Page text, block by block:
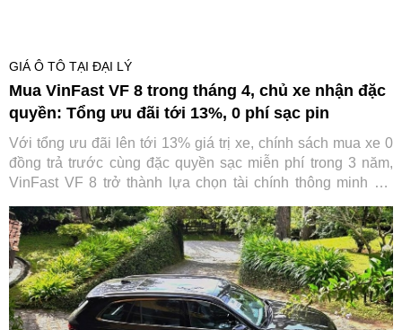
GIÁ Ô TÔ TẠI ĐẠI LÝ
Mua VinFast VF 8 trong tháng 4, chủ xe nhận đặc
quyền: Tổng ưu đãi tới 13%, 0 phí sạc pin
Với tổng ưu đãi lên tới 13% giá trị xe, chính sách mua xe 0
đồng trả trước cùng đặc quyền sạc miễn phí trong 3 năm,
VinFast VF 8 trở thành lựa chọn tài chính thông minh khi
trực tiếp “cắt giảm” những khoản chi lớn nhất trong suốt
vòng đời xe.